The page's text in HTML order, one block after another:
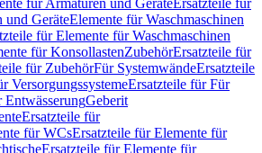
für Armaturen und GeräteErsatzteile für
und GeräteElemente für Waschmaschinen
für Elemente für Waschmaschinen
für KonsollastenZubehörErsatzteile für
für ZubehörFür SystemwändeErsatzteile
VersorgungssystemeErsatzteile für Für
EntwässerungGeberit
Ersatzteile für
für WCsErsatzteile für Elemente für
Ersatzteile für Elemente für